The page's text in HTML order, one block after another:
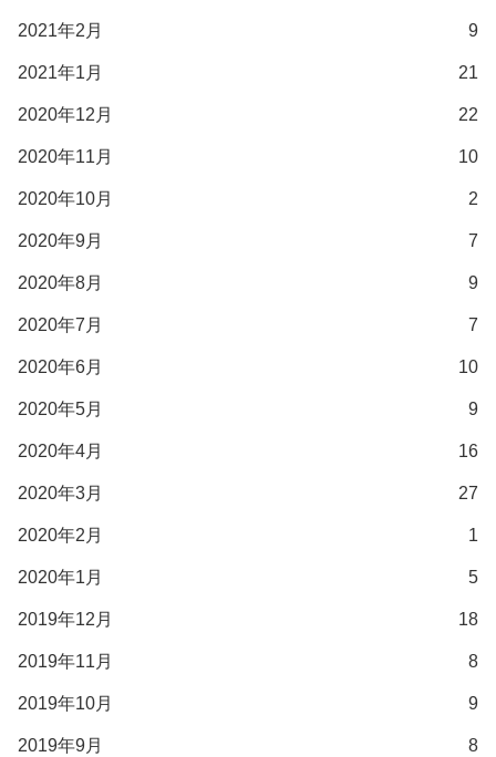
2021年2月 9
2021年1月 21
2020年12月 22
2020年11月 10
2020年10月 2
2020年9月 7
2020年8月 9
2020年7月 7
2020年6月 10
2020年5月 9
2020年4月 16
2020年3月 27
2020年2月 1
2020年1月 5
2019年12月 18
2019年11月 8
2019年10月 9
2019年9月 8